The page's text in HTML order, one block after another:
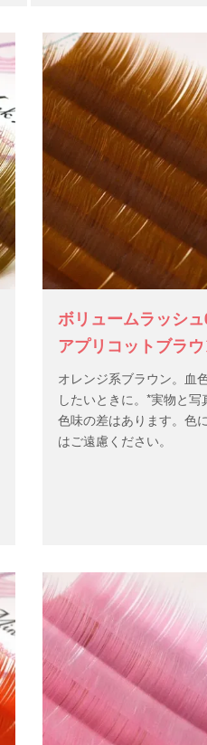
ボリュームラッシュ
アプリコットブラ
オレンジ系ブラウン。血
したいときに。*実物と
色味の差はあります。色
はご遠慮ください。